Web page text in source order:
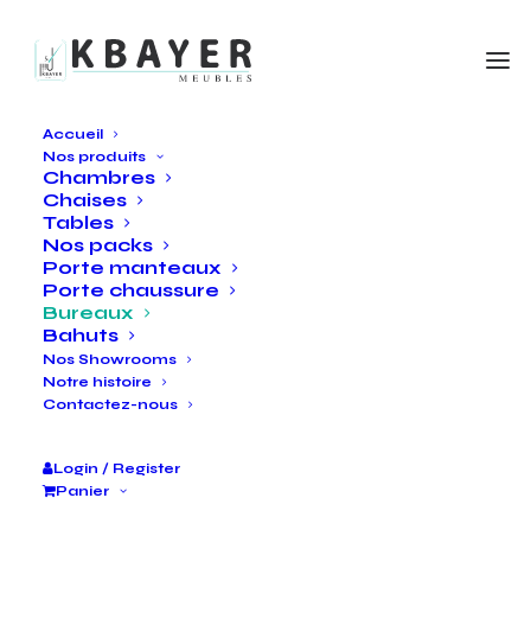
Accueil
Nos produits
Chambres
Chaises
Tables
Nos packs
Porte manteaux
Porte chaussure
Bureaux
Bahuts
Nos Showrooms
Notre histoire
Contactez-nous
Login / Register
Panier